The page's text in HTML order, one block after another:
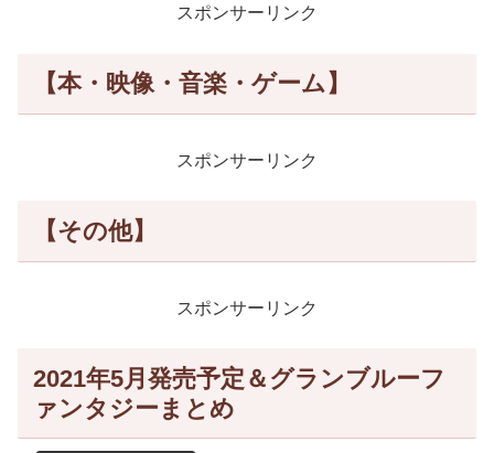
スポンサーリンク
【本・映像・音楽・ゲーム】
スポンサーリンク
【その他】
スポンサーリンク
2021年5月発売予定＆グランブルーフ
ァンタジーまとめ